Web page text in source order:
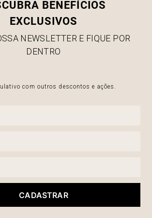
BENEFÍCIOS
EXCLUSIVOS
NEWSLETTER E FIQUE POR
DENTRO
com outros descontos e ações.
CADASTRAR